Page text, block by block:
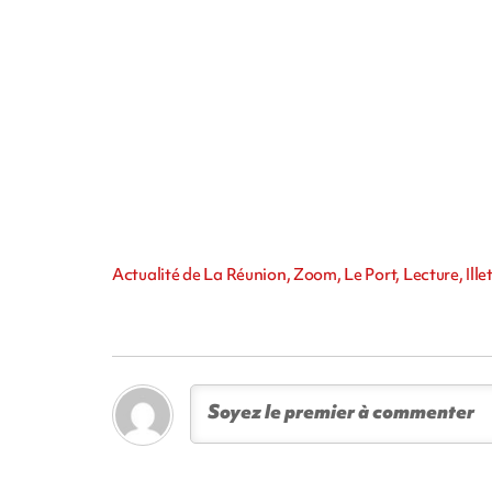
Actualité de La Réunion, Zoom, Le Port, Lecture,